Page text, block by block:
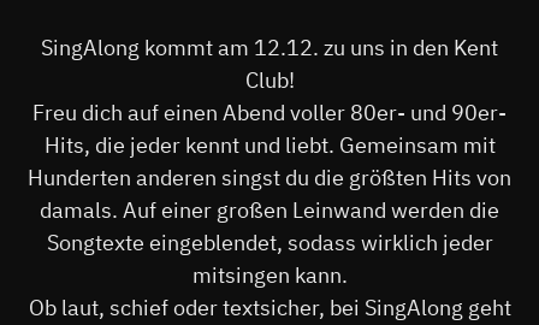
SingAlong kommt am 12.12. zu uns in den Kent
Club!
Freu dich auf einen Abend voller 80er- und 90er-
Hits, die jeder kennt und liebt. Gemeinsam mit
Hunderten anderen singst du die größten Hits von
damals. Auf einer großen Leinwand werden die
Songtexte eingeblendet, sodass wirklich jeder
mitsingen kann.
Ob laut, schief oder textsicher, bei SingAlong geht